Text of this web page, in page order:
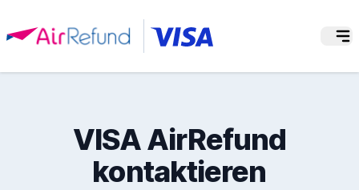
VISA AirRefund
kontaktieren